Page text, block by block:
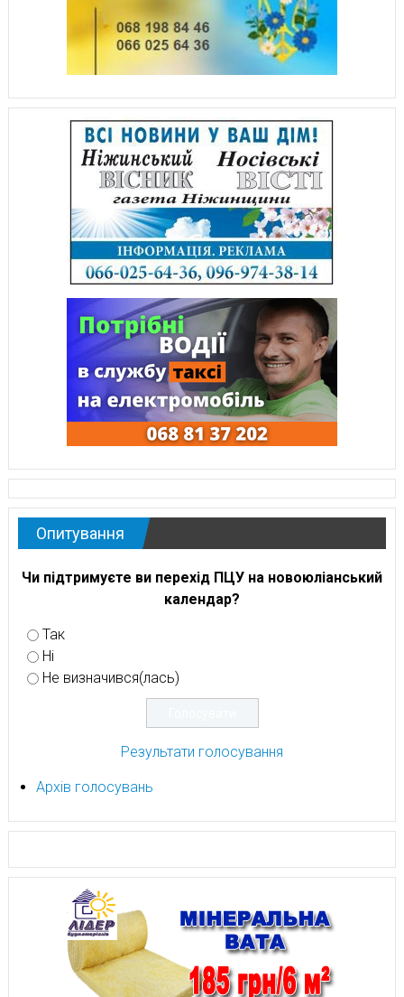
Опитування
Чи підтримуєте ви перехід ПЦУ на новоюліанський
календар?
Так
Ні
Не визначився(лась)
Результати голосування
Архів голосувань